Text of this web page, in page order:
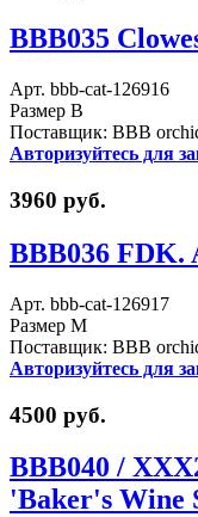
BBB035
Арт. bbb-cat-126916
Размер B
Поставщик: BBB
Авторизуйтесь для
3960 руб.
BBB036
Арт. bbb-cat-126917
Размер M
Поставщик: BBB
Авторизуйтесь для
4500 руб.
BBB040 /
'Baker's Wine